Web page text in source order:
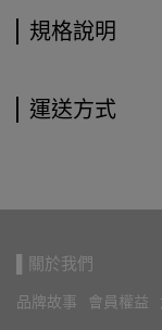
規格說明
運送方式
▌關於我們
品牌故事 會員權益